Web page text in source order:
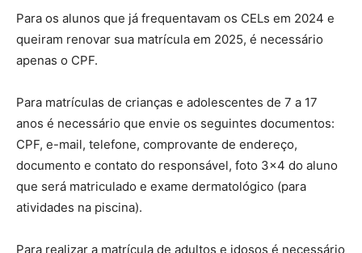
Para os alunos que já frequentavam os CELs em 2024 e
queiram renovar sua matrícula em 2025, é necessário
apenas o CPF.
Para matrículas de crianças e adolescentes de 7 a 17
anos é necessário que envie os seguintes documentos:
CPF, ⁠e-mail, ⁠telefone, comprovante de endereço,
documento e contato do responsável, foto 3×4 do aluno
que será matriculado e ⁠exame dermatológico (para
atividades na piscina).
Para realizar a matrícula de adultos e idosos é necessário